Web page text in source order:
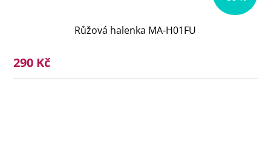
Růžová halenka MA-H01FU
290 Kč